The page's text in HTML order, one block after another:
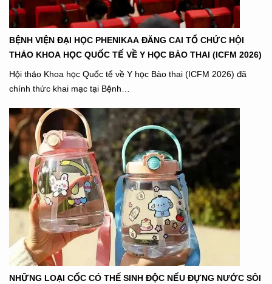
BỆNH VIỆN ĐẠI HỌC PHENIKAA ĐĂNG CAI TỔ CHỨC HỘI
THẢO KHOA HỌC QUỐC TẾ VỀ Y HỌC BÀO THAI (ICFM 2026)
Hội thảo Khoa học Quốc tế về Y học Bào thai (ICFM 2026) đã
chính thức khai mạc tại Bệnh…
NHỮNG LOẠI CỐC CÓ THỂ SINH ĐỘC NẾU ĐỰNG NƯỚC SÔI